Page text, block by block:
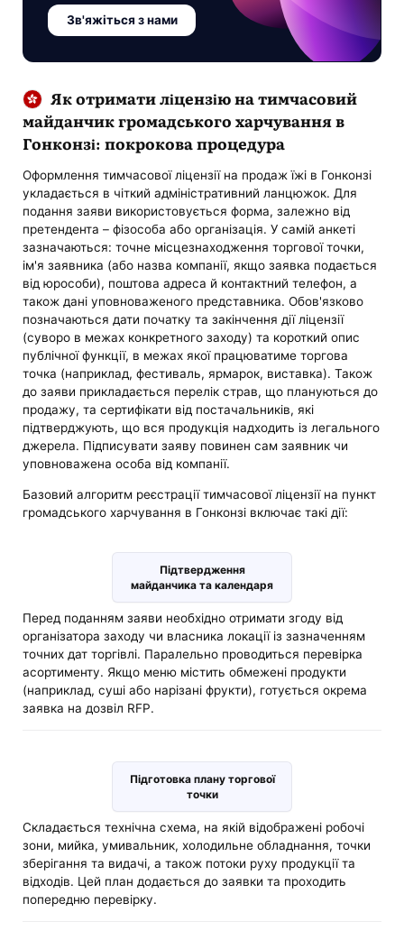
Зв'яжіться з нами
Як отримати ліцензію на тимчасовий
майданчик громадського харчування в
Гонконзі: покрокова процедура
Оформлення тимчасової ліцензії на продаж їжі в Гонконзі
укладається в чіткий адміністративний ланцюжок. Для
подання заяви використовується форма, залежно від
претендента – фізособа або організація. У самій анкеті
зазначаються: точне місцезнаходження торгової точки,
ім'я заявника (або назва компанії, якщо заявка подається
від юрособи), поштова адреса й контактний телефон, а
також дані уповноваженого представника. Обов'язково
позначаються дати початку та закінчення дії ліцензії
(суворо в межах конкретного заходу) та короткий опис
публічної функції, в межах якої працюватиме торгова
точка (наприклад, фестиваль, ярмарок, виставка). Також
до заяви прикладається перелік страв, що плануються до
продажу, та сертифікати від постачальників, які
підтверджують, що вся продукція надходить із легального
джерела. Підписувати заяву повинен сам заявник чи
уповноважена особа від компанії.
Базовий алгоритм реєстрації тимчасової ліцензії на пункт
громадського харчування в Гонконзі включає такі дії:
Підтвердження
майданчика та календаря
Перед поданням заяви необхідно отримати згоду від
організатора заходу чи власника локації із зазначенням
точних дат торгівлі. Паралельно проводиться перевірка
асортименту. Якщо меню містить обмежені продукти
(наприклад, суші або нарізані фрукти), готується окрема
заявка на дозвіл RFP.
Підготовка плану торгової
точки
Складається технічна схема, на якій відображені робочі
зони, мийка, умивальник, холодильне обладнання, точки
зберігання та видачі, а також потоки руху продукції та
відходів. Цей план додається до заявки та проходить
попередню перевірку.